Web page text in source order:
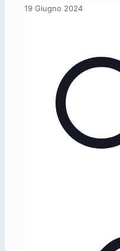
19 Giugno 2024